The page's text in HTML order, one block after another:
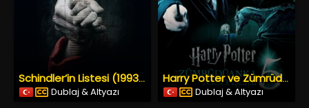
Schindler’in Listesi (1993) İzle
Dublaj & Altyazı
Harry Potter ve Zümrüdüanka Yoldaşlığı (2007) İzle
Dublaj & Altyazı